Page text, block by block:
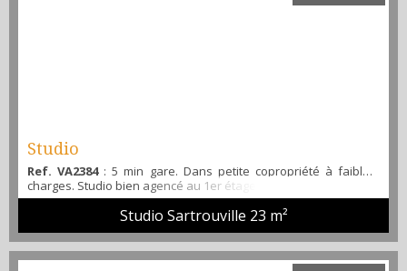
Studio
Ref. VA2384: 5 min gare. Dans petite copropriété à faibles
charges. Studio bien agencé au 1er étage. Abri de jardin. Venez
le visiter avec Alibi immobilier...
Studio Sartrouville 23 m²